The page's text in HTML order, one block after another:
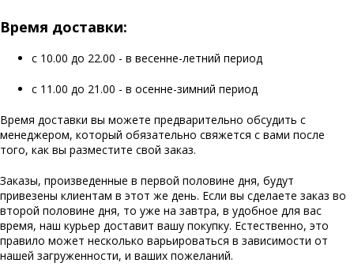
Время доставки:
с 10.00 до 22.00 - в весенне-летний период
с 11.00 до 21.00 - в осенне-зимний период
Время доставки вы можете предварительно обсудить с
менеджером, который обязательно свяжется с вами после
того, как вы разместите свой заказ.
Заказы, произведенные в первой половине дня, будут
привезены клиентам в этот же день. Если вы сделаете заказ во
второй половине дня, то уже на завтра, в удобное для вас
время, наш курьер доставит вашу покупку. Естественно, это
правило может несколько варьироваться в зависимости от
нашей загруженности, и ваших пожеланий.